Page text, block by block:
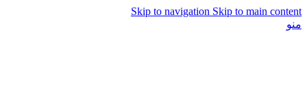
Skip to navigation Skip to main content
منو